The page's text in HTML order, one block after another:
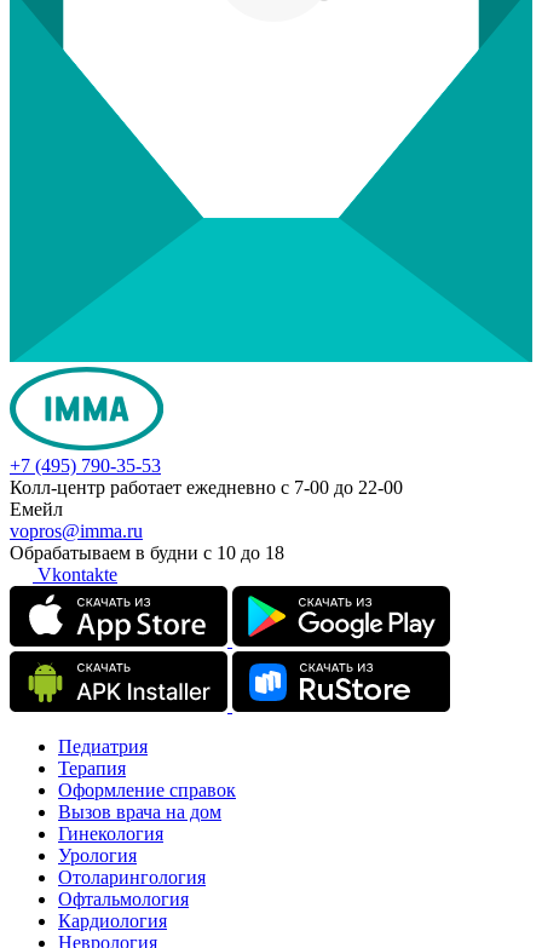
+7 (495) 790-35-53
Колл-центр работает ежедневно с 7-00 до 22-00
Емейл
vopros@imma.ru
Обрабатываем в будни с 10 до 18
Vkontakte
Педиатрия
Терапия
Оформление справок
Вызов врача на дом
Гинекология
Урология
Отоларингология
Офтальмология
Кардиология
Неврология